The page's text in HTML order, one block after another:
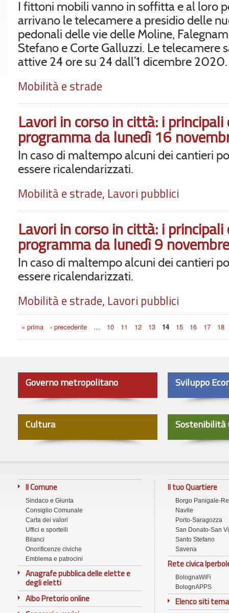
I fittoni mobili vanno in soffitta e al loro
arrivano le telecamere a presidio delle
pedonali delle vie delle Moline,
Stefano e Corte Galluzzi. Le telecamere
attive 24 ore su 24 dall’1 dicembre 2020.
Mobilità e strade
Lavori in corso in città: i
programma da lunedì 16
In caso di maltempo alcuni dei cantieri
essere ricalendarizzati.
Mobilità e strade, Lavori pubblici
Lavori in corso in città: i
programma da lunedì 9 novembre
In caso di maltempo alcuni dei cantieri
essere ricalendarizzati.
Mobilità e strade, Lavori pubblici
Pagine
« prima ‹ precedente … 10 11 12 13 14 15 16 17 18
Governo metropolitano Sviluppo
Cultura Sostenibilità
Il Comune
Sindaco e Giunta
Consiglio Comunale
Carta dei valori
Uffici e sportelli
Bilanci
Onorificenze civiche
Emblema e patrocini
Anagrafe pubblica delle elette e
degli eletti
Albo Pretorio online
Il tuo Quartiere
Borgo Panigale-
Navile
Porto-Saragozza
San Donato-San
Santo Stefano
Savena
Rete civica
BolognaWiFi
BolognAPPS
Elenco siti